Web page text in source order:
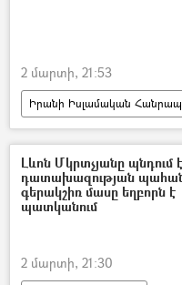
2 մարտի, 21:53
Իրանի Իսլամական
ԱՄՆ
հրթիռ
Դոնալդ Թրամփ
Լևոն Մկրտչյանը պնդում
դատախազության
գերակշիռ մասը եղբորն է
պատկանում
2 մարտի, 21:30